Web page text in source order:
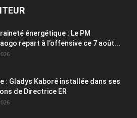
énergétique : Le PM
repart à l’offensive ce 7 août...
: Gladys Kaboré installée dans ses
de Directrice ER